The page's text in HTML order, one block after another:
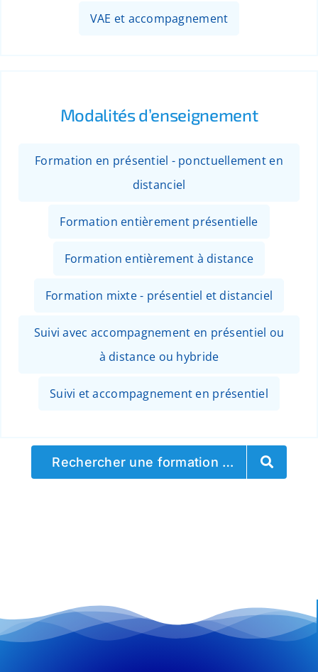
VAE et accompagnement
Modalités d’enseignement
Formation en présentiel - ponctuellement en
distanciel
Formation entièrement présentielle
Formation entièrement à distance
Formation mixte - présentiel et distanciel
Suivi avec accompagnement en présentiel ou
à distance ou hybride
Suivi et accompagnement en présentiel
Rechercher une formation …